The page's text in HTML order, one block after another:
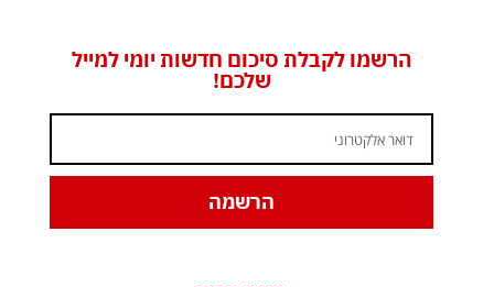
הרשמו לקבלת סיכום חדשות יומי למייל
שלכם!
הרשמה